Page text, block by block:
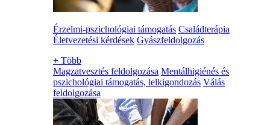
Érzelmi-pszichológiai támogatás Családterápia
Életvezetési kérdések Gyászfeldolgozás
+ Több
Magzatvesztés feldolgozása Mentálhigiénés és
pszichológiai támogatás, lelkigondozás Válás
feldolgozása